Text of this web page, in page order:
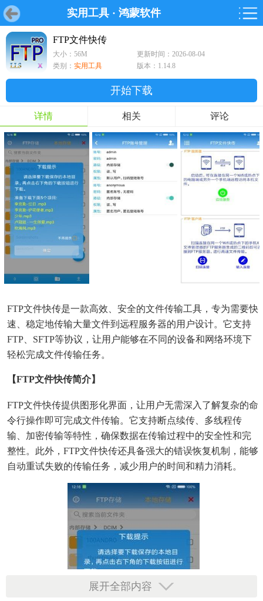
实用工具 · 鸿蒙软件
首页 游戏 软件
首页 游戏 软件 鸿蒙
游戏
鸿蒙
软件
FTP文件快传
大小：56M
更新时间：2026-08-04
类别： 实用工具 版本：1.14.8
开始下载
详情 相关 评论
FTP文件快传是一款高效、安全的文件传输工具，专为需要快
速、稳定地传输大量文件到远程服务器的用户设计。它支持
FTP、SFTP等协议，让用户能够在不同的设备和网络环境下
轻松完成文件传输任务。
【FTP文件快传简介】
FTP文件快传提供图形化界面，让用户无需深入了解复杂的命
令行操作即可完成文件传输。它支持断点续传、多线程传
输、加密传输等特性，确保数据在传输过程中的安全性和完
整性。此外，FTP文件快传还具备强大的错误恢复机制，能够
自动重试失败的传输任务，减少用户的时间和精力消耗。
展开全部内容